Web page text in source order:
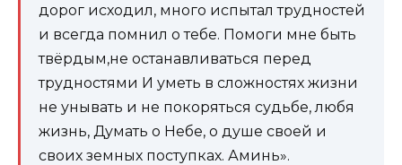
дорог исходил, много испытал трудностей
и всегда помнил о тебе. Помоги мне быть
твёрдым,не останавливаться перед
трудностями И уметь в сложностях жизни
не унывать и не покоряться судьбе, любя
жизнь, Думать о Небе, о душе своей и
своих земных поступках. Аминь».